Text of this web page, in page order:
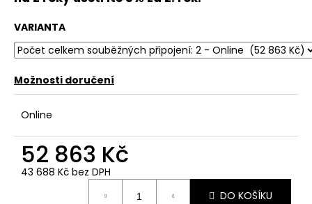
VARIANTA
Možnosti doručení
Online
52 863 Kč
43 688 Kč bez DPH
DO KOŠÍKU
D
o
p
o
r
č
u
m